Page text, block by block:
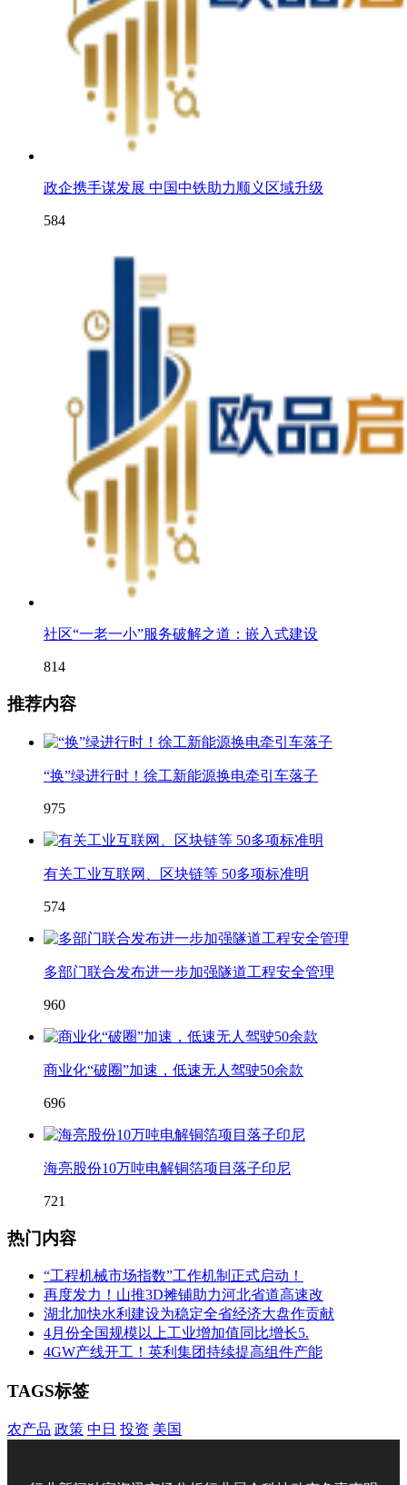
政企携手谋发展 中国中铁助力顺义区域升级
584
社区“一老一小”服务破解之道：嵌入式建设
814
推荐内容
“换”绿进行时！徐工新能源换电牵引车落子
975
有关工业互联网、区块链等 50多项标准明
574
多部门联合发布进一步加强隧道工程安全管理
960
商业化“破圈”加速，低速无人驾驶50余款
696
海亮股份10万吨电解铜箔项目落子印尼
721
热门内容
“工程机械市场指数”工作机制正式启动！
再度发力！山推3D摊铺助力河北省道高速改
湖北加快水利建设为稳定全省经济大盘作贡献
4月份全国规模以上工业增加值同比增长5.
4GW产线开工！英利集团持续提高组件产能
TAGS标签
农产品 政策 中日 投资 美国